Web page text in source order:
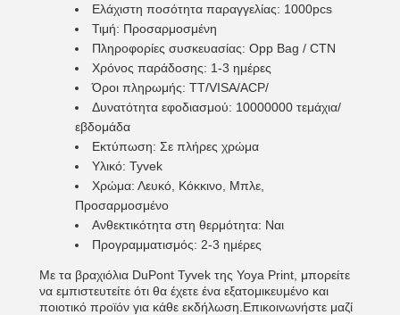
Ελάχιστη ποσότητα παραγγελίας: 1000pcs
Τιμή: Προσαρμοσμένη
Πληροφορίες συσκευασίας: Opp Bag / CTN
Χρόνος παράδοσης: 1-3 ημέρες
Όροι πληρωμής: TT/VISA/ACP/
Δυνατότητα εφοδιασμού: 10000000 τεμάχια/
εβδομάδα
Εκτύπωση: Σε πλήρες χρώμα
Υλικό: Tyvek
Χρώμα: Λευκό, Κόκκινο, Μπλε,
Προσαρμοσμένο
Ανθεκτικότητα στη θερμότητα: Ναι
Προγραμματισμός: 2-3 ημέρες
Με τα βραχιόλια DuPont Tyvek της Yoya Print, μπορείτε
να εμπιστευτείτε ότι θα έχετε ένα εξατομικευμένο και
ποιοτικό προϊόν για κάθε εκδήλωση.Επικοινωνήστε μαζί